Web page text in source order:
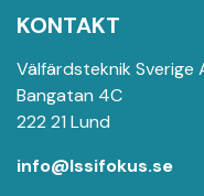
KONTAKT
Välfärdsteknik Sverige
Bangatan 4C
222 21 Lund
info@lssifokus.se